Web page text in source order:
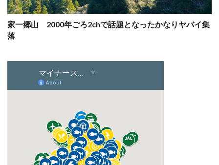
家一郷山 2000年ごろ2chで話題となったかなりヤバイ集
落